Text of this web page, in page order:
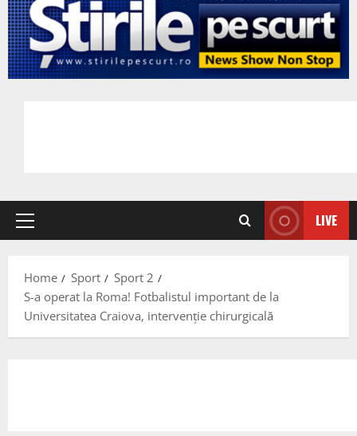
Primary
LIVE
Home Sport
Sport 2
S-a operat la Roma! Fotbalistul important de la
Universitatea Craiova, intervenție chirurgicală